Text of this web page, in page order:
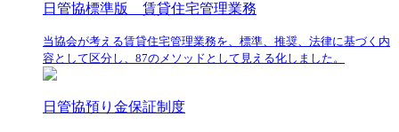
日管協標準版 賃貸住宅管理業務
当協会が考える賃貸住宅管理業務を、標準、推奨、法律に基づく内
容として区分し、87のメソッドとして見える化しました。
日管協預り金保証制度